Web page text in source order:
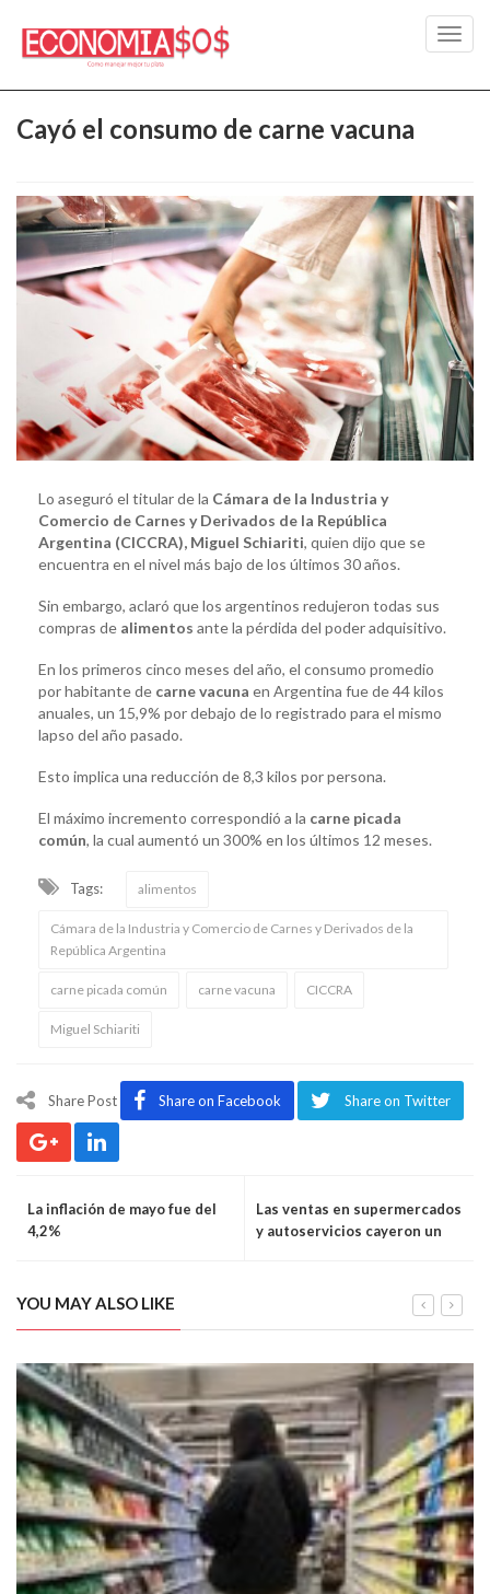
Cayó el consumo de carne vacuna
Lo aseguró el titular de la Cámara de la Industria y
Comercio de Carnes y Derivados de la República
Argentina (CICCRA), Miguel Schiariti, quien dijo que se
encuentra en el nivel más bajo de los últimos 30 años.
Sin embargo, aclaró que los argentinos redujeron todas sus
compras de alimentos ante la pérdida del poder adquisitivo.
En los primeros cinco meses del año, el consumo promedio
por habitante de carne vacuna en Argentina fue de 44 kilos
anuales, un 15,9% por debajo de lo registrado para el mismo
lapso del año pasado.
Esto implica una reducción de 8,3 kilos por persona.
El máximo incremento correspondió a la carne picada
común, la cual aumentó un 300% en los últimos 12 meses.
Tags: alimentos
Cámara de la Industria y Comercio de Carnes y Derivados de la
República Argentina
carne picada común carne vacuna CICCRA
Miguel Schiariti
Share Post Share on Facebook Share on Twitter
La inflación de mayo fue del
4,2%
Las ventas en supermercados
y autoservicios cayeron un
YOU MAY ALSO LIKE